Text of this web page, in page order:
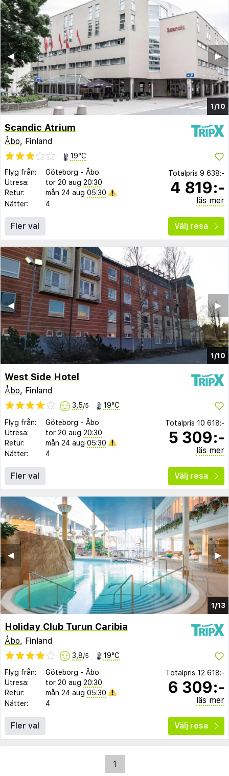
1/10
▶︎
◀︎
Scandic Atrium
Åbo, Finland
19°C
Flyg från:
Göteborg - Åbo
Utresa:
tor 20 aug 20:30
Retur:
mån 24 aug 05:30
Nätter:
4
Totalpris 9 638:-
4 819:-
läs mer
Fler val Välj resa
1/10
▶︎
◀︎
West Side Hotel
Åbo, Finland
3,5/5 19°C
Flyg från: Göteborg - Åbo
Utresa:
tor 20 aug 20:30
Retur:
mån 24 aug 05:30
Nätter:
4
Totalpris 10 618:-
5 309:-
läs mer
Fler val Välj resa
1/13
▶︎
◀︎
Holiday Club Turun Caribia
Åbo, Finland
3,8/5 19°C
Flyg från: Göteborg - Åbo
Utresa:
tor 20 aug 20:30
Retur:
mån 24 aug 05:30
Nätter:
4
Totalpris 12 618:-
6 309:-
läs mer
Fler val Välj resa
1